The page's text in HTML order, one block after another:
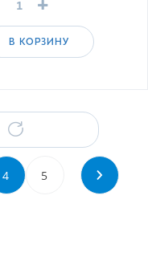
+
В КОРЗИНУ
4 5